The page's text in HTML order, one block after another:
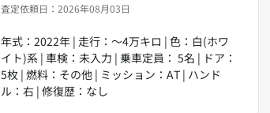
査定依頼日：2026年08月03日
年式：2022年 | 走行：～4万キロ | 色：白(ホワ
イト)系 | 車検：未入力 | 乗車定員： 5名 | ドア：
5枚 | 燃料：その他 | ミッション：AT | ハンド
ル：右 | 修復歴：なし